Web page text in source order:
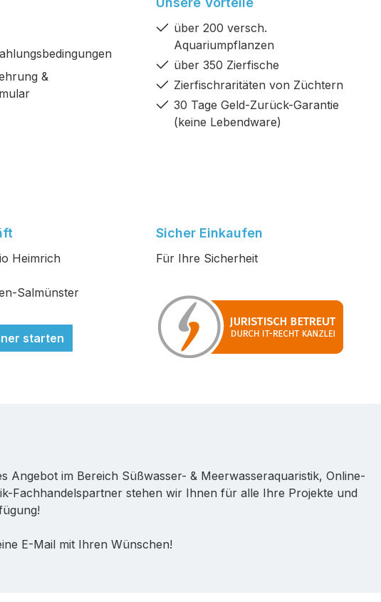
&
über 200 versch.
Aquariumpflanzen
über 350 Zierfische
Zierfischraritäten von Züchtern
30 Tage Geld-Zurück-Garantie
(keine Lebendware)
Heimrich
Salmünster
starten
Sicher Einkaufen
Für Ihre Sicherheit
im Bereich Süßwasser- & Meerwasseraquaristik, Online-
Fachhandelspartner stehen wir Ihnen für alle Ihre Projekte und
E-Mail mit Ihren Wünschen!